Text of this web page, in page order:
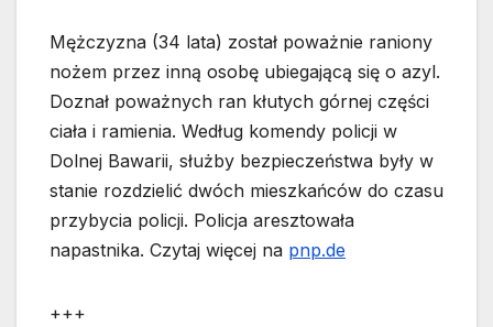
Mężczyzna (34 lata) został poważnie raniony
nożem przez inną osobę ubiegającą się o azyl.
Doznał poważnych ran kłutych górnej części
ciała i ramienia. Według komendy policji w
Dolnej Bawarii, służby bezpieczeństwa były w
stanie rozdzielić dwóch mieszkańców do czasu
przybycia policji. Policja aresztowała
napastnika. Czytaj więcej na pnp.de
+++